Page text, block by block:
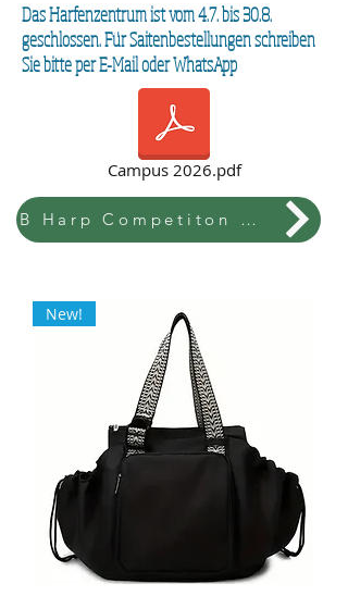
Das Harfenzentrum ist vom 4.7. bis 30.8.
geschlossen. Für Saitenbestellungen schreiben
Sie bitte per E-Mail oder WhatsApp
Campus 2026.pdf
B Harp Competiton & Festival
New!